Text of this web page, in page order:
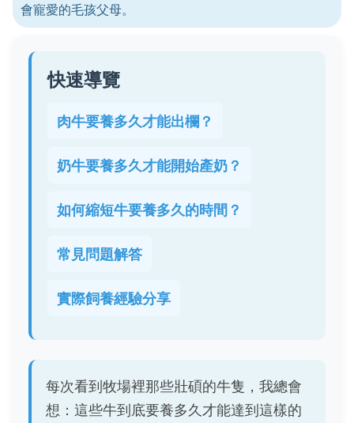
會寵愛的毛孩父母。
快速導覽
肉牛要養多久才能出欄？
奶牛要養多久才能開始產奶？
如何縮短牛要養多久的時間？
常見問題解答
實際飼養經驗分享
每次看到牧場裡那些壯碩的牛隻，我總會
想：這些牛到底要養多久才能達到這樣的